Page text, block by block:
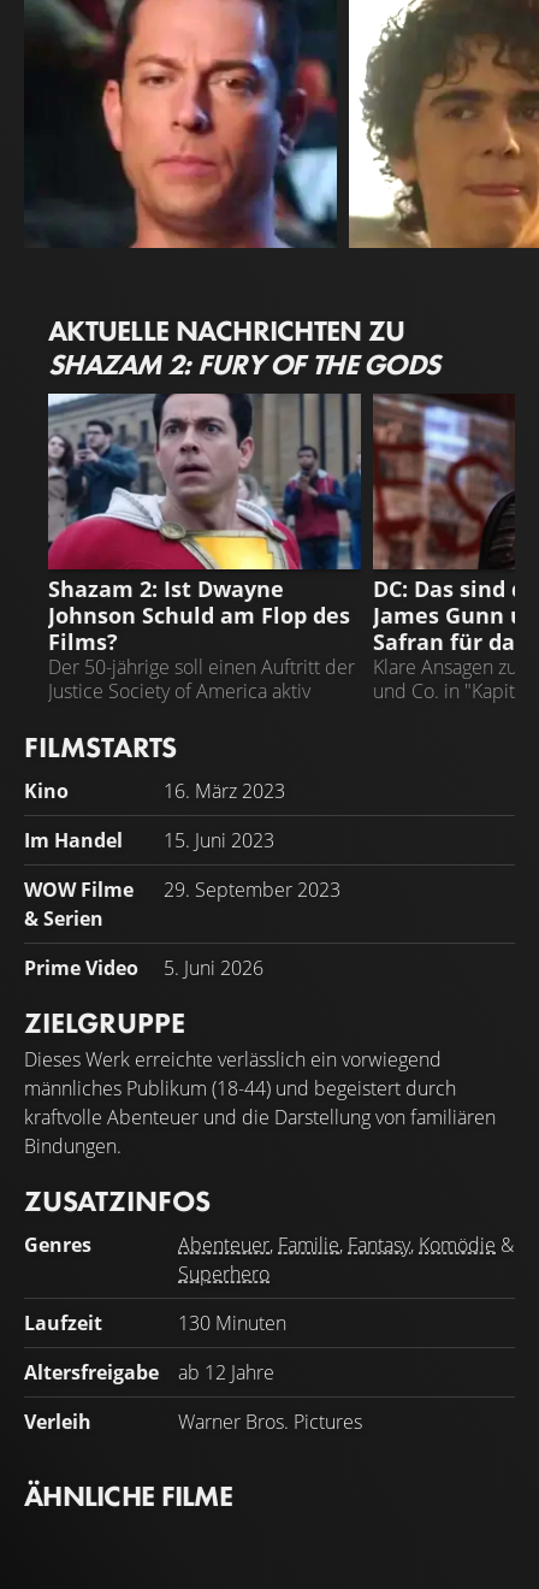
Shazam Freddy Freeman
AKTUELLE NACHRICHTEN ZU
SHAZAM 2: FURY OF THE GODS
NEWS
Shazam 2: Ist Dwayne
Johnson Schuld am Flop des
Films?
Der 50-jährige soll einen Auftritt der
Justice Society of America aktiv
DC
DC: Das sind
James Gunn
Safran für das
Klare Ansagen zu
und Co. in "Kapitel
FILMSTARTS
Kino
16. März 2023
Im Handel
15. Juni 2023
WOW Filme
& Serien
29. September 2023
Prime Video 5. Juni 2026
ZIELGRUPPE
Dieses Werk erreichte verlässlich ein vorwiegend
männliches Publikum (18-44) und begeistert durch
kraftvolle Abenteuer und die Darstellung von familiären
Bindungen.
ZUSATZINFOS
Genres Abenteuer, Familie, Fantasy, Komödie &
Superhero
Laufzeit
130 Minuten
Altersfreigabe
ab 12 Jahre
Verleih
Warner Bros. Pictures
ÄHNLICHE FILME